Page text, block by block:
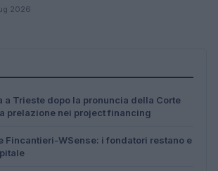
2026
a Trieste dopo la pronuncia della Corte
prelazione nei project financing
Fincantieri-WSense: i fondatori restano e